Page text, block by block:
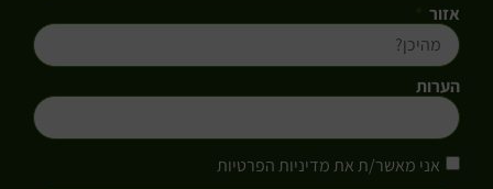
אזור
הערות
אני מאשר/ת את מדיניות הפרטיות